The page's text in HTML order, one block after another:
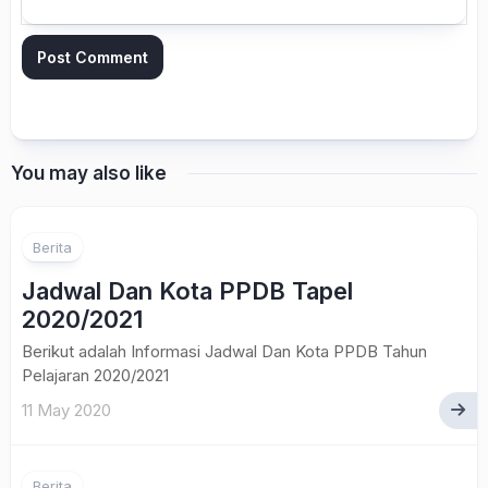
You may also like
Berita
Jadwal Dan Kota PPDB Tapel
2020/2021
Berikut adalah Informasi Jadwal Dan Kota PPDB Tahun
Pelajaran 2020/2021
11 May 2020